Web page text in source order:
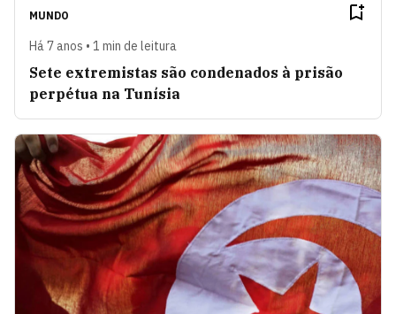
MUNDO
Há 7 anos • 1 min de leitura
Sete extremistas são condenados à prisão
perpétua na Tunísia